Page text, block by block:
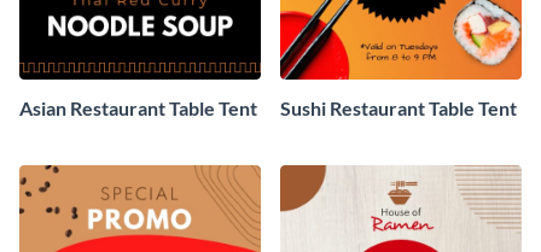
Asian Restaurant Table Tent Sushi Restaurant Table Tent